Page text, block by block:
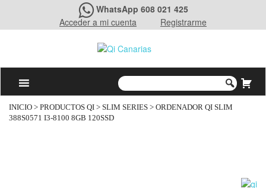
WhatsApp 608 021 425
Acceder a mi cuenta
Registrarme
INICIO > PRODUCTOS QI > SLIM SERIES > ORDENADOR QI SLIM
388S0571 I3-8100 8GB 120SSD